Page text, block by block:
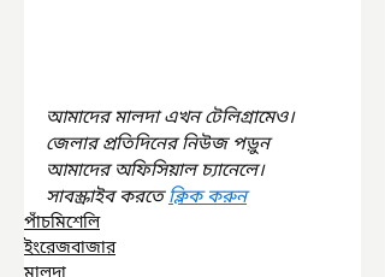
আমাদের মালদা এখন টেলিগ্রামেও।
জেলার প্রতিদিনের নিউজ পড়ুন
আমাদের অফিসিয়াল চ্যানেলে।
সাবস্ক্রাইব করতে ক্লিক করুন
পাঁচমিশেলি
ইংরেজবাজার